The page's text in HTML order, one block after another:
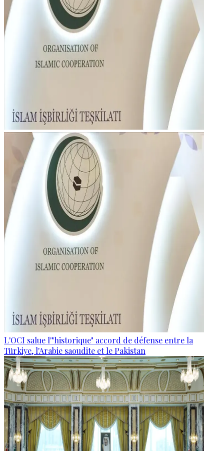
L'OCI salue l'"historique" accord de défense entre la
Türkiye, l'Arabie saoudite et le Pakistan